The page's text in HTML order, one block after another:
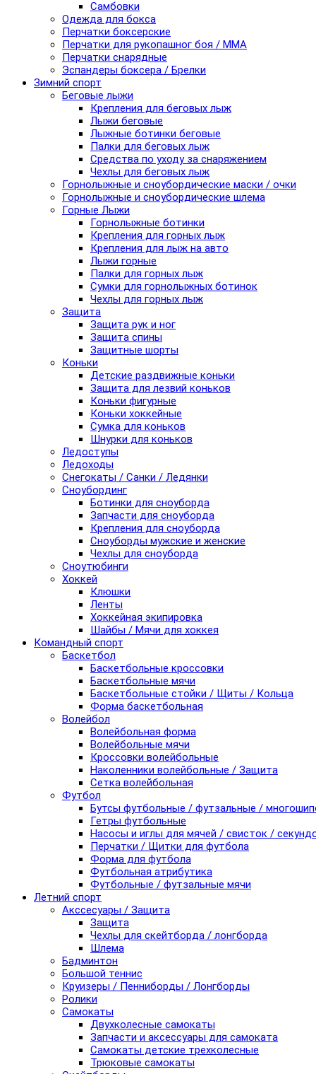
Самбовки
Одежда для бокса
Перчатки боксерские
Перчатки для рукопашног боя / ММА
Перчатки снарядные
Эспандеры боксера / Брелки
Зимний спорт
Беговые лыжи
Крепления для беговых лыж
Лыжи беговые
Лыжные ботинки беговые
Палки для беговых лыж
Средства по уходу за снаряжением
Чехлы для беговых лыж
Горнолыжные и сноубордические маски / очки
Горнолыжные и сноубордические шлема
Горные Лыжи
Горнолыжные ботинки
Крепления для горных лыж
Крепления для лыж на авто
Лыжи горные
Палки для горных лыж
Сумки для горнолыжных ботинок
Чехлы для горных лыж
Защита
Защита рук и ног
Защита спины
Защитные шорты
Коньки
Детские раздвижные коньки
Защита для лезвий коньков
Коньки фигурные
Коньки хоккейные
Сумка для коньков
Шнурки для коньков
Ледоступы
Ледоходы
Снегокаты / Санки / Ледянки
Сноубординг
Ботинки для сноуборда
Запчасти для сноуборда
Крепления для сноуборда
Сноуборды мужские и женские
Чехлы для сноуборда
Сноутюбинги
Хоккей
Клюшки
Ленты
Хоккейная экипировка
Шайбы / Мячи для хоккея
Командный спорт
Баскетбол
Баскетбольные кроссовки
Баскетбольные мячи
Баскетбольные стойки / Щиты / Кольца
Форма баскетбольная
Волейбол
Волейбольная форма
Волейбольные мячи
Кроссовки волейбольные
Наколенники волейбольные / Защита
Сетка волейбольная
Футбол
Бутсы футбольные / футзальные /
Гетры футбольные
Насосы и иглы для мячей / свисток /
Перчатки / Щитки для футбола
Форма для футбола
Футбольная атрибутика
Футбольные / футзальные мячи
Летний спорт
Акссесуары / Защита
Защита
Чехлы для скейтборда / лонгборда
Шлема
Бадминтон
Большой теннис
Круизеры / Пенниборды / Лонгборды
Ролики
Самокаты
Двухколесные самокаты
Запчасти и аксессуары для самоката
Самокаты детские трехколесные
Трюковые самокаты